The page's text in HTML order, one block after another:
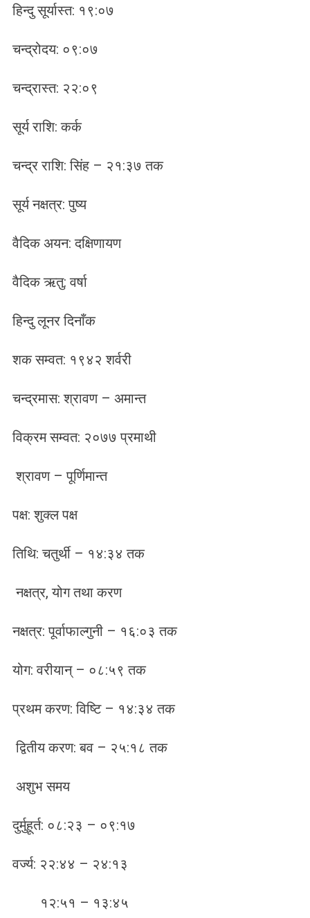
हिन्दु सूर्यास्त: १९:०७
चन्द्रोदय: ०९:०७
चन्द्रास्त: २२:०९
सूर्य राशि: कर्क
चन्द्र राशि: सिंह – २१:३७ तक
सूर्य नक्षत्र: पुष्य
वैदिक अयन: दक्षिणायण
वैदिक ऋतु: वर्षा
हिन्दु लूनर दिनाँक
शक सम्वत: १९४२ शर्वरी
चन्द्रमास: श्रावण – अमान्त
विक्रम सम्वत: २०७७ प्रमाथी
श्रावण – पूर्णिमान्त
पक्ष: शुक्ल पक्ष
तिथि: चतुर्थी – १४:३४ तक
नक्षत्र, योग तथा करण
नक्षत्र: पूर्वाफाल्गुनी – १६:०३ तक
योग: वरीयान् – ०८:५९ तक
प्रथम करण: विष्टि – १४:३४ तक
द्वितीय करण: बव – २५:१८ तक
अशुभ समय
दुर्मुहूर्त: ०८:२३ – ०९:१७
वर्ज्य: २२:४४ – २४:१३
१२:५१ – १३:४५